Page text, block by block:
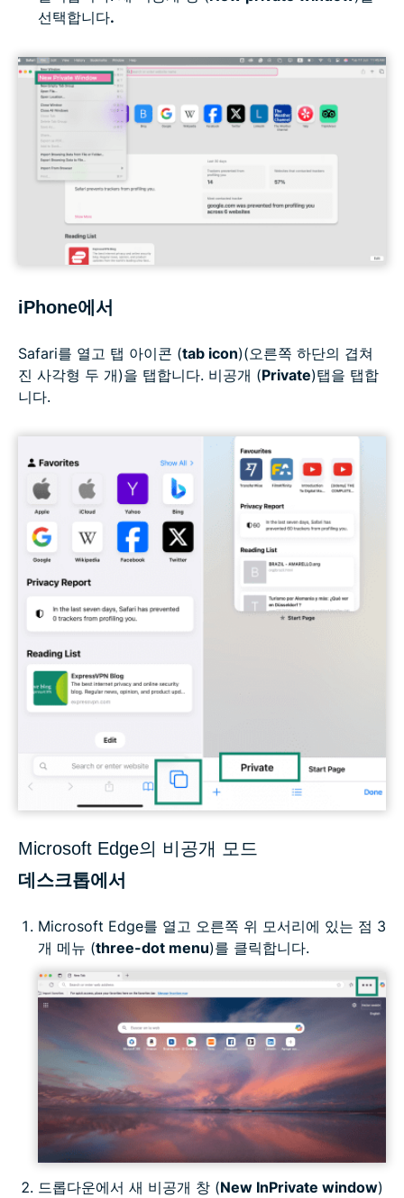
선택합니다.
iPhone에서
Safari를 열고 탭 아이콘 (tab icon)(오른쪽 하단의 겹쳐
진 사각형 두 개)을 탭합니다. 비공개 (Private)탭을 탭합
니다.
Microsoft Edge의 비공개 모드
데스크톱에서
Microsoft Edge를 열고 오른쪽 위 모서리에 있는 점 3
개 메뉴 (three-dot menu)를 클릭합니다.
드롭다운에서 새 비공개 창 (New InPrivate window)